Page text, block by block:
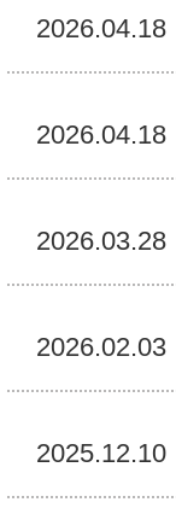
2026.04.18
2026.04.18
2026.03.28
2026.02.03
2025.12.10